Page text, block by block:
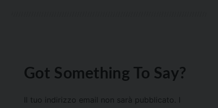
Got Something To Say?
Il tuo indirizzo email non sarà pubblicato.